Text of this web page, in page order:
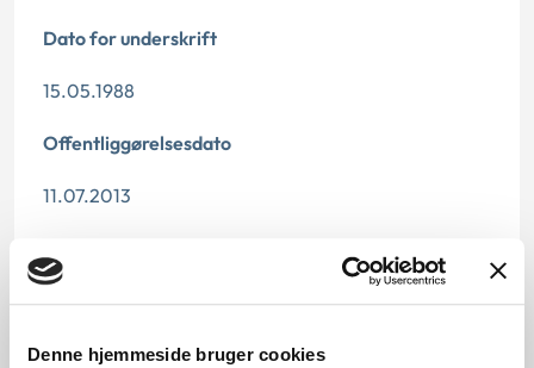
Denne hjemmeside bruger cookies
Dato for underskrift
15.05.1988
Offentliggørelsesdato
11.07.2013
da den ikke længere har vejledningsværdi.